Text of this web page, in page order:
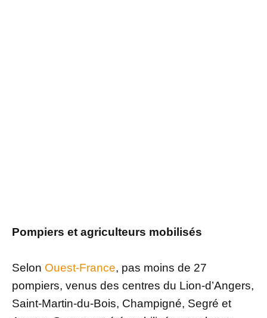
Pompiers et agriculteurs mobilisés
Selon Ouest-France, pas moins de 27
pompiers, venus des centres du Lion-d’Angers,
Saint-Martin-du-Bois, Champigné, Segré et